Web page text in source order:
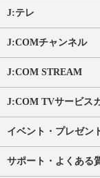
J:テレ
J:COMチャンネル
J:COM STREAM
J:COM TVサービス
イベント・プレゼン
サポート・よくある